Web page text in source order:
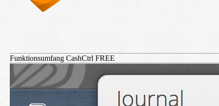
Funktionsumfang CashCtrl FREE